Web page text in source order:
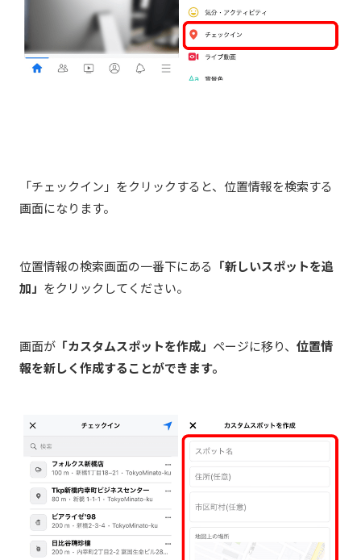
「チェックイン」をクリックすると、位置情報を検索する
画面になります。
位置情報の検索画面の一番下にある 「新しいスポットを追
加」 をクリックしてください。
画面が 「カスタムスポットを作成」 ページに移り、 位置情
報を新しく作成することができます。